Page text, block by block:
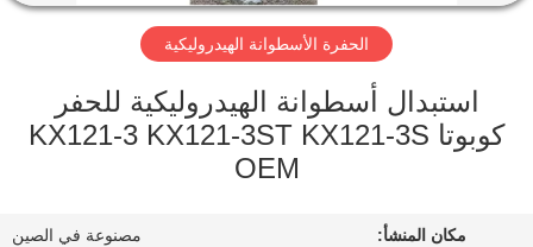
معلومات
جولة
المصنع
الحفرة الأسطوانة الهيدروليكية
استبدال أسطوانة الهيدروليكية للحفر
كوبوتا KX121-3 KX121-3ST KX121-3S
OEM
مكان المنشأ: مصنوعة في الصين